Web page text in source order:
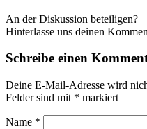
An der Diskussion beteiligen?
Hinterlasse uns deinen
Schreibe einen
Deine E-Mail-Adresse wird
Felder sind mit * markiert
Name *